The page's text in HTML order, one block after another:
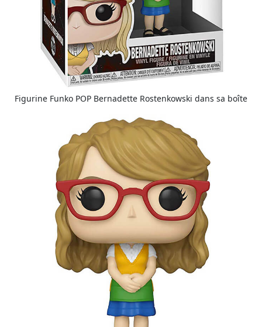
Figurine Funko POP Bernadette Rostenkowski dans sa boîte